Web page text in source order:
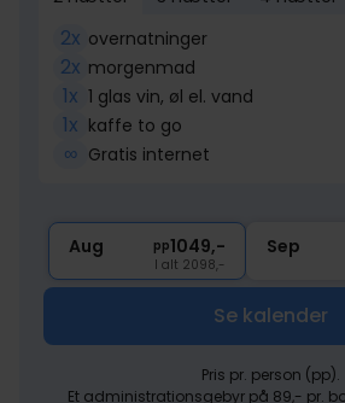
2x overnatninger
2x morgenmad
1x 1 glas vin, øl el. vand
1x kaffe to go
∞ Gratis internet
Aug pp1049,-
I alt 2098,-
Sep
Se kalender
Pris pr. person (pp).
Et administrationsgebyr på 89,- pr.